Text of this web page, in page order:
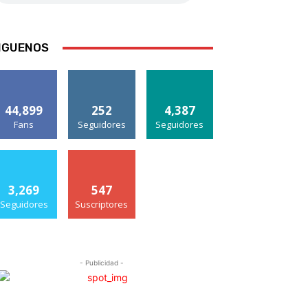
44,899
Fans
252
Seguidores
4,387
Seguidores
3,269
Seguidores
547
Suscriptores
- Publicidad -